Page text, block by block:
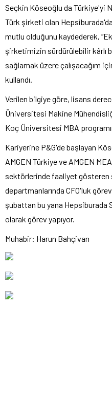
Seçkin Köseoğlu da Türkiye'yi
Türk şirketi olan
mutlu olduğunu kaydederek,
şirketimizin sürdürülebilir kârlı
sağlamak üzere çalışacağım
kullandı.
Verilen bilgiye göre, lisans
Üniversitesi Makine
Koç Üniversitesi MBA
Kariyerine P&G'de başlayan
AMGEN Türkiye ve AMGEN
sektörlerinde faaliyet
departmanlarında CFO'luk
şubattan bu yana Hepsiburada
olarak görev yapıyor.
Muhabir: Harun Bahçivan